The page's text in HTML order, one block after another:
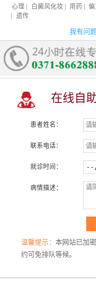
心理 白癜风化妆 用药 偏
遗传
我有问
在线自
患者姓名：
联系电话：
就诊时间：
病情描述：
温馨提示：本网站已加
约可免排队等候。